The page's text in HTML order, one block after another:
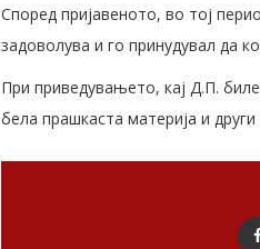
Според пријавеното, во тој
задоволува и го принудувал да
При приведувањето, кај Д.П.
бела прашкаста материја и